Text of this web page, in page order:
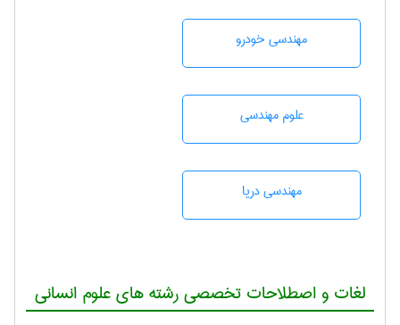
مهندسی خودرو
علوم مهندسی
مهندسی دریا
لغات و اصطلاحات تخصصی رشته های علوم انسانی